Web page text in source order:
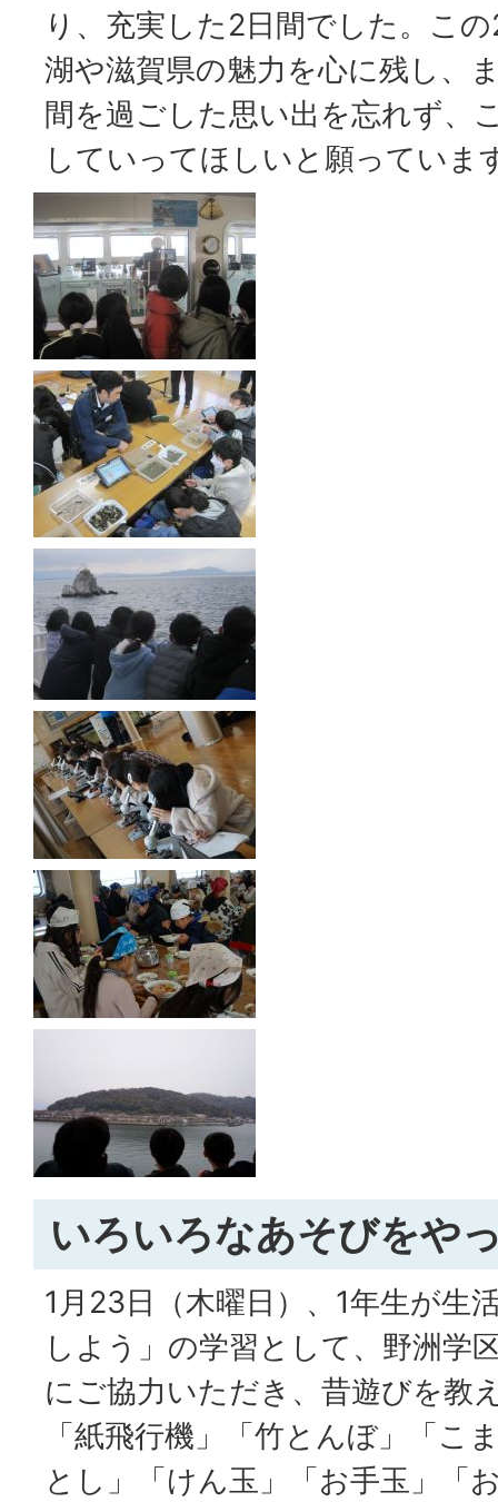
り、充実した2日間でした。こ
湖や滋賀県の魅力を心に残し、
間を過ごした思い出を忘れず、
していってほしいと願っていま
いろいろなあそびをや
1月23日（木曜日）、1年生が生
しよう」の学習として、野洲学
にご協力いただき、昔遊びを教
「紙飛行機」「竹とんぼ」「こ
とし」「けん玉」「お手玉」「